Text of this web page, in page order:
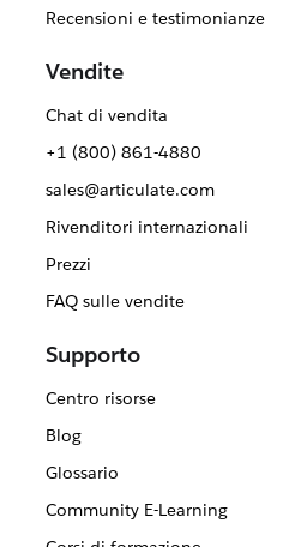
Recensioni e testimonianze
Vendite
Chat di vendita
+1 (800) 861-4880
sales@articulate.com
Rivenditori internazionali
Prezzi
FAQ sulle vendite
Supporto
Centro risorse
Blog
Glossario
Community E-Learning